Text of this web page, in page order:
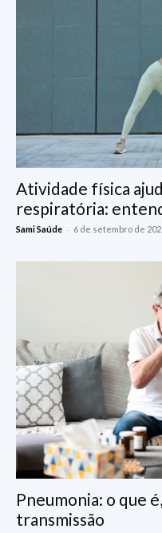
Atividade física
respiratória:
Sami Saúde - 6 de setembro de
Pneumonia: o que
transmissão